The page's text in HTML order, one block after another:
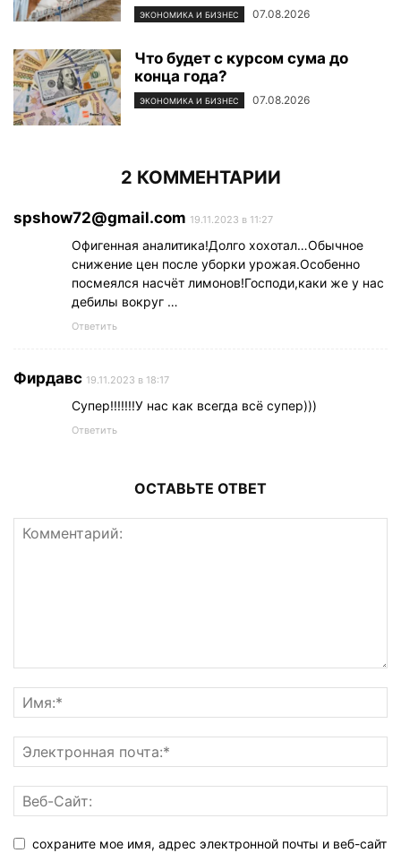
ЭКОНОМИКА И БИЗНЕС 07.08.2026
Что будет с курсом сума до
конца года?
ЭКОНОМИКА И БИЗНЕС 07.08.2026
2 КОММЕНТАРИИ
spshow72@gmail.com 19.11.2023 в 11:27
Офигенная аналитика!Долго хохотал…Обычное
снижение цен после уборки урожая.Особенно
посмеялся насчёт лимонов!Господи,каки же у нас
дебилы вокруг …
Ответить
Фирдавс 19.11.2023 в 18:17
Супер!!!!!!!У нас как всегда всё супер)))
Ответить
ОСТАВЬТЕ ОТВЕТ
сохраните мое имя, адрес электронной почты и веб-сайт